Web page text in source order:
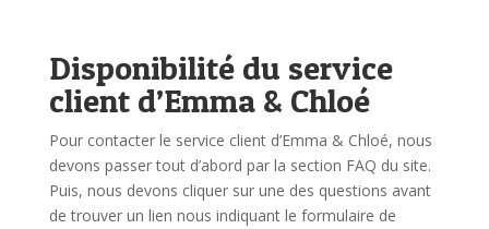
Disponibilité du service
client d’Emma & Chloé
Pour contacter le service client d’Emma & Chloé, nous
devons passer tout d’abord par la section FAQ du site.
Puis, nous devons cliquer sur une des questions avant
de trouver un lien nous indiquant le formulaire de